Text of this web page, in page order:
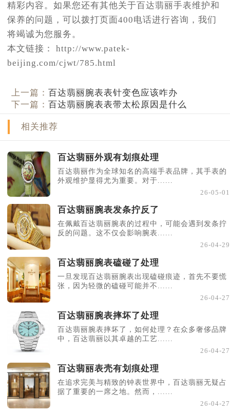
精彩内容。如果您还有其他关于百达翡丽手表维护和
保养的问题，可以拨打页面400电话进行咨询，我们
将竭诚为您服务。
本文链接： http://www.patek-
beijing.com/cjwt/785.html
上一篇：百达翡丽腕表表针变色应该咋办
下一篇：百达翡丽腕表表带太松原因是什么
相关推荐
百达翡丽外观有划痕处理
百达翡丽作为全球知名的高端手表品牌，其手表的
外观维护显得尤为重要。对于......
26-05-01
百达翡丽腕表发条拧反了
在佩戴百达翡丽腕表的过程中，可能会遇到发条拧
反的问题。这不仅会影响腕表......
26-04-29
百达翡丽腕表磕碰了处理
一旦发现百达翡丽腕表出现磕碰痕迹，首先不要慌
张，因为轻微的磕碰可能并不......
26-04-27
百达翡丽腕表摔坏了处理
百达翡丽腕表摔坏了，如何处理？在众多奢侈品牌
中，百达翡丽以其卓越的工艺......
26-04-27
百达翡丽表壳有划痕处理
在追求完美与精致的钟表世界中，百达翡丽无疑占
据了重要的一席之地。然而，......
26-04-27